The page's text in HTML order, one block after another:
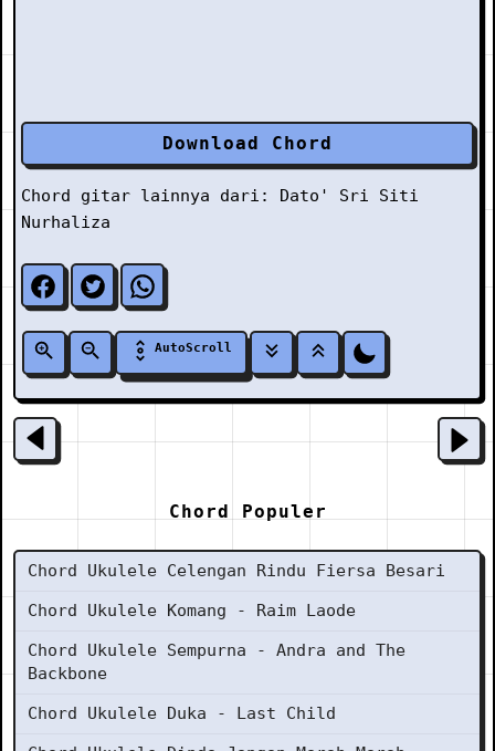
Download Chord
Chord gitar lainnya dari: Dato' Sri Siti
Nurhaliza
AutoScroll
Chord Populer
Chord Ukulele Celengan Rindu Fiersa Besari
Chord Ukulele Komang - Raim Laode
Chord Ukulele Sempurna - Andra and The
Backbone
Chord Ukulele Duka - Last Child